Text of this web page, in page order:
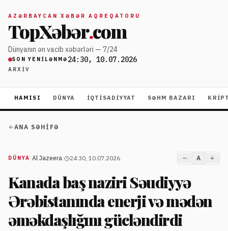
AZƏRBAYCAN XƏBƏR AQREQATORU
TopXəbər.com
Dünyanın ən vacib xəbərləri — 7/24
SON YENILƏNMƏ 24:30, 10.07.2026
ARXIV
HAMISI DÜNYA İQTISADIYYAT SƏHM BAZARI
ANA SƏHIFƏ
DÜNYA Al Jazeera 24:30, 10.07.2026 A
Kanada baş naziri Səudiyyə
Ərəbistanında enerji və mədən
əməkdaşlığını gücləndirdi